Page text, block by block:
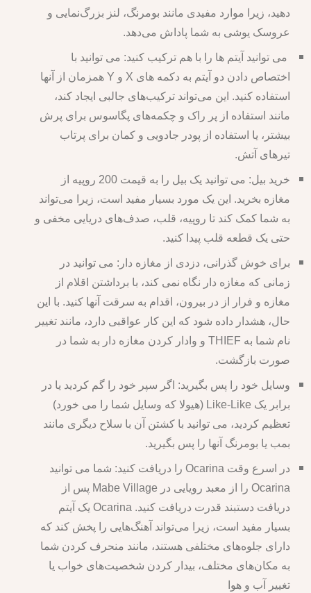
دهید، زیرا موارد مفیدی مانند بومرنگ، لنز بزرگ‌نمایی و
عروسک یوشی به شما پاداش می‌دهد.
می توانید آیتم ها را با هم ترکیب کنید: می توانید با
اختصاص دادن دو آیتم به دکمه های X و Y همزمان از آنها
استفاده کنید. این می‌تواند ترکیب‌های جالبی ایجاد کند،
مانند استفاده از پر راک و چکمه‌های پگاسوس برای پرش
بیشتر، یا استفاده از پودر جادویی و کمان برای پرتاب
تیرهای آتش.
خرید بیل: می توانید یک بیل را به قیمت 200 روپیه از
مغازه بخرید. این یک مورد بسیار مفید است، زیرا می‌تواند
به شما کمک کند تا روپیه، قلب، صدف‌های دریایی مخفی و
حتی یک قطعه قلب پیدا کنید.
برای خوش گذرانی، دزدی از مغازه دار: می توانید در
زمانی که مغازه دار نگاه نمی کند، با برداشتن اقلام از
مغازه و فرار از در بیرون، اقدام به سرقت آنها کنید. با این
حال، هشدار داده شود که این کار عواقبی دارد، مانند تغییر
نام شما به THIEF و وادار کردن مغازه دار به شما در
صورت بازگشت.
وسایل خود را پس بگیرید: اگر سپر خود را گم کردید یا در
برابر یک Like-Like (هیولا که وسایل شما را می خورد)
تعظیم کردید، می توانید با کشتن آن با سلاح دیگری مانند
بمب یا بومرنگ آنها را پس بگیرید.
در اسرع وقت Ocarina را دریافت کنید: شما می توانید
Ocarina را از معبد رویایی در Mabe Village پس از
دریافت دستبند قدرت دریافت کنید. Ocarina یک آیتم
بسیار مفید است، زیرا می‌تواند آهنگ‌هایی را پخش کند که
دارای جلوه‌های مختلفی هستند، مانند منحرف کردن شما
به مکان‌های مختلف، بیدار کردن شخصیت‌های خواب یا
تغییر آب و هوا